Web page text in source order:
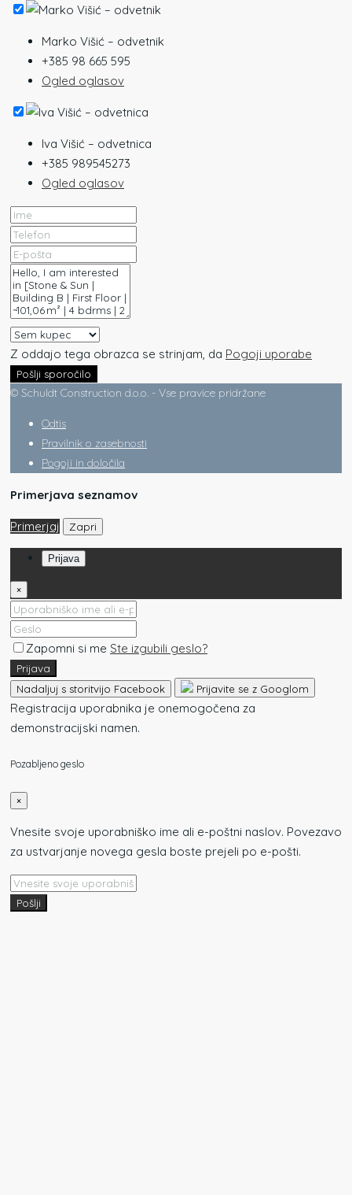
Marko Višić – odvetnik
+385 98 665 595
Ogled oglasov
Iva Višić – odvetnica
+385 989545273
Ogled oglasov
Z oddajo tega obrazca se strinjam, da Pogoji uporabe
Pošlji sporočilo
© Schuldt Construction d.o.o. - Vse pravice pridržane
Odtis
Pravilnik o zasebnosti
Pogoji in določila
Primerjava seznamov
Primerjaj Zapri
Prijava
×
Zapomni si me Ste izgubili geslo?
Prijava
Nadaljuj s storitvijo Facebook
Prijavite se z Googlom
Registracija uporabnika je onemogočena za
demonstracijski namen.
Pozabljeno geslo
×
Vnesite svoje uporabniško ime ali e-poštni naslov. Povezavo
za ustvarjanje novega gesla boste prejeli po e-pošti.
Pošlji